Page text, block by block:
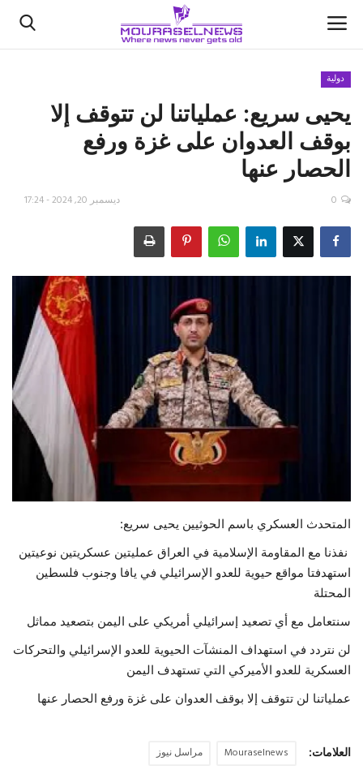
الأخبار
كتّابنا
السعودية
اقتصاد
علوم وتكنولوجيا
دولية
يحيى سريع: عملياتنا لن تتوقف إلا
بوقف العدوان على غزة ورفع
الحصار عنها
ديسمبر 20, 2024 - 17:24 0
المتحدث العسكري باسم الحوثيين يحيى سريع:
‏ نفذنا مع المقاومة الإسلامية في العراق عمليتين عسكريتين نوعيتين
استهدفتا مواقع حيوية للعدو الإسرائيلي في يافا وجنوب فلسطين
المحتلة
‏سنتعامل مع أي تصعيد إسرائيلي أمريكي على اليمن بتصعيد مماثل
لن نتردد في استهداف المنشآت الحيوية للعدو الإسرائيلي والتحركات
العسكرية للعدو الأميركي التي تستهدف اليمن
عملياتنا لن تتوقف إلا بوقف العدوان على غزة ورفع الحصار عنها
العلامات: Mouraselnews مراسل نيوز